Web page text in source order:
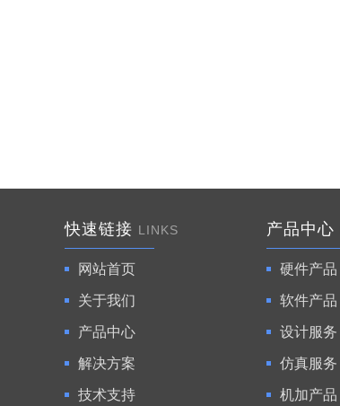
快速链接 LINKS
网站首页
关于我们
产品中心
解决方案
技术支持
产品中心
硬件产品
软件产品
设计服务
仿真服务
机加产品